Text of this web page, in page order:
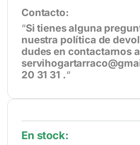
Contacto:
“Si tienes alguna
nuestra política de
dudes en contactarnos
20 31 31 .“
En stock: